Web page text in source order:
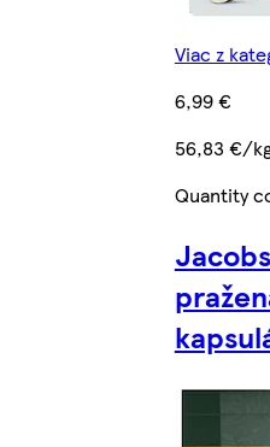
Viac z
6,99 €
56,83 €/
Quantity